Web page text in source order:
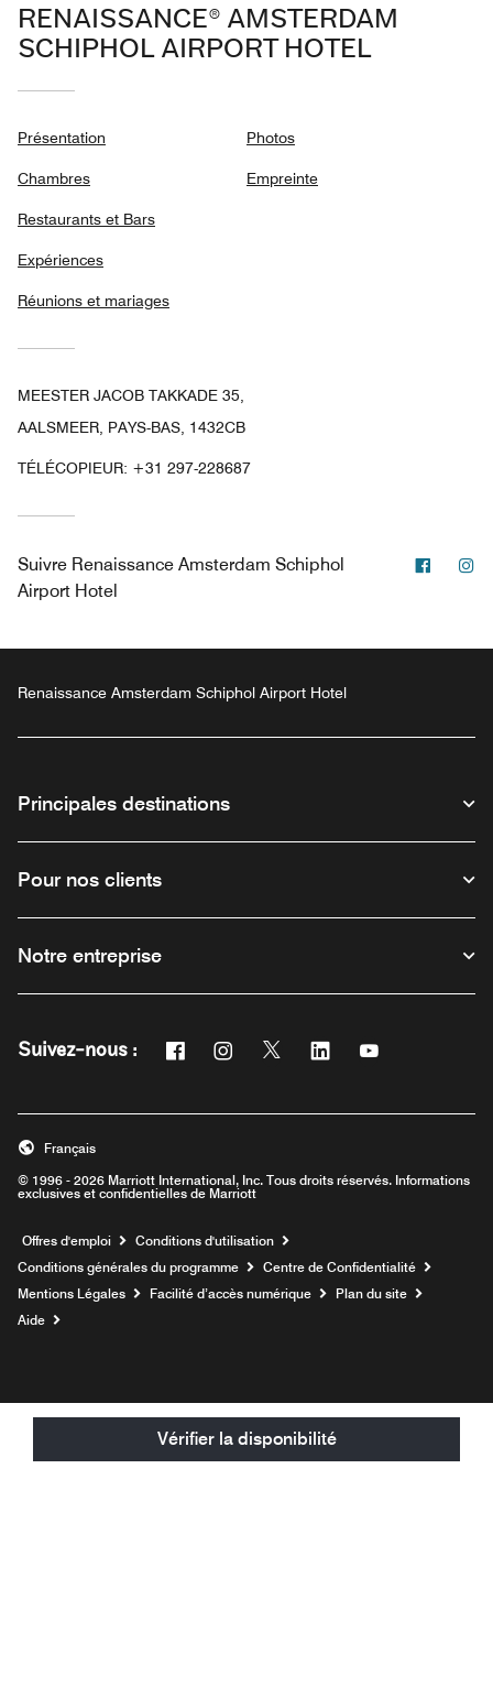
Vérifier la disponibilité
RENAISSANCE® AMSTERDAM
SCHIPHOL AIRPORT HOTEL
Présentation
Chambres
Restaurants et Bars
Expériences
Réunions et mariages
Photos
Empreinte
MEESTER JACOB TAKKADE 35,
AALSMEER, PAYS-BAS, 1432CB
TÉLÉCOPIEUR: +31 297-228687
Suivre Renaissance Amsterdam Schiphol
Airport Hotel
Renaissance Amsterdam Schiphol Airport Hotel
Principales destinations
Pour nos clients
Notre entreprise
Suivez-nous : Facebook
Ouvre une nouvelle fenêtre
Instagram
Ouvre une nouvelle fenêtre
Twitter
Ouvre une nouvelle fenêtre
Linkedin
Ouvre une nouvelle
Ouvre une
© 1996 - 2026 Marriott International, Inc. Tous droits réservés. Informations
exclusives et confidentielles de Marriott
Français
Offres d'emploi Ouvre une nouvelle fenêtre
Conditions d'utilisation
Conditions générales du programme
Centre de Confidentialité
Mentions Légales
Facilité d’accès numérique
Plan du site
Aide